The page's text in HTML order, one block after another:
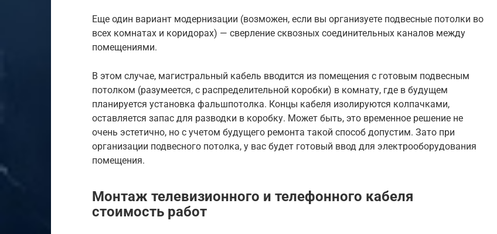
Еще один вариант модернизации (возможен, если вы организуете подвесные потолки во
всех комнатах и коридорах) — сверление сквозных соединительных каналов между
помещениями.
В этом случае, магистральный кабель вводится из помещения с готовым подвесным
потолком (разумеется, с распределительной коробки) в комнату, где в будущем
планируется установка фальшпотолка. Концы кабеля изолируются колпачками,
оставляется запас для разводки в коробку. Может быть, это временное решение не
очень эстетично, но с учетом будущего ремонта такой способ допустим. Зато при
организации подвесного потолка, у вас будет готовый ввод для электрооборудования
помещения.
Монтаж телевизионного и телефонного кабеля
стоимость работ